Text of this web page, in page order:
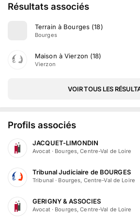
Résultats associés
Terrain à Bourges (18)
Bourges
Maison à Vierzon (18)
Vierzon
VOIR TOUS LES
Profils associés
JACQUET-LIMONDIN
Avocat· Bourges, Centre-Val de Loire
Tribunal Judiciaire de BOURGES
Tribunal · Bourges, Centre-Val de Loire
GERIGNY & ASSOCIES
Avocat· Bourges, Centre-Val de Loire